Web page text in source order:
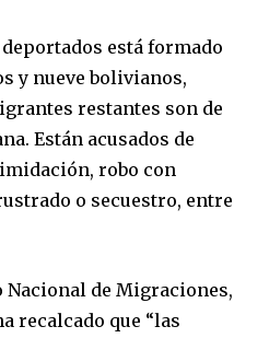
está formado
y nueve bolivianos,
restantes son de
Están acusados de
robo con
o secuestro, entre
de Migraciones,
recalcado que “las